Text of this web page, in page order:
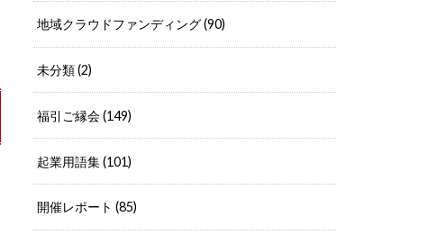
地域クラウドファンディング(90)
未分類(2)
福引ご縁会(149)
起業用語集(101)
開催レポート(85)